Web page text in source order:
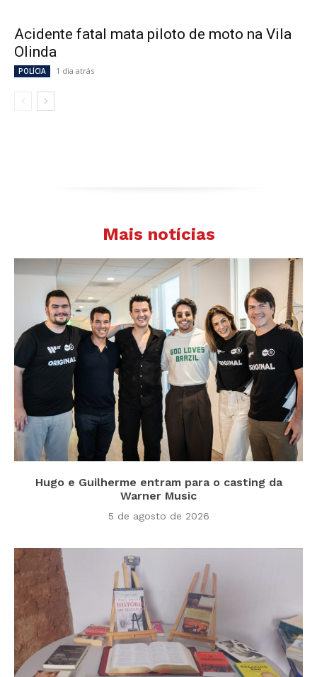
Acidente fatal mata piloto de moto na Vila
Olinda
POLÍCIA 1 dia atrás
Mais notícias
Hugo e Guilherme entram para o casting da
Warner Music
5 de agosto de 2026